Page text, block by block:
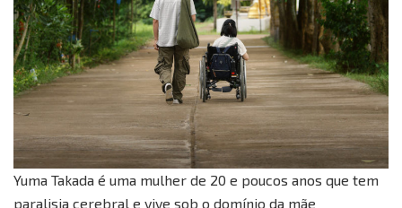
Yuma Takada é uma mulher de 20 e poucos anos que tem
paralisia cerebral e vive sob o domínio da mãe